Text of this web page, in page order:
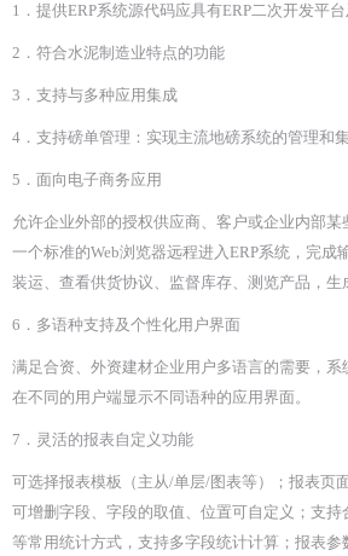
1．提供ERP系统源代码应具有ERP二次开发平台
2．符合水泥制造业特点的功能
3．支持与多种应用集成
4．支持磅单管理：实现主流地磅系统的管理和集
5．面向电子商务应用
允许企业外部的授权供应商、客户或企业内部
一个标准的Web浏览器远程进入ERP系统，完成
装运、查看供货协议、监督库存、测览产品，生
6．多语种支持及个性化用户界面
满足合资、外资建材企业用户多语言的需要，系
在不同的用户端显示不同语种的应用界面。
7．灵活的报表自定义功能
可选择报表模板（主从/单层/图表等）；报表页
可增删字段、字段的取值、位置可自定义；支
等常用统计方式，支持多字段统计计算；报表参